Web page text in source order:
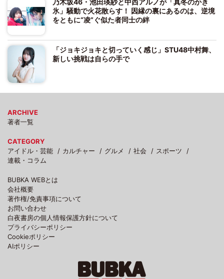
氷」騒動で火花散らす！ 因縁の裏にあるのは、逆境
をともに“凌”ぐ似た者同士の絆
「ジョキジョキと切っていく感じ」STU48中村舞、
新しい挑戦は自らの手で
ARCHIVE
著者一覧
CATEGORY
アイドル・芸能
カルチャー グルメ 社会
スポーツ
連載・コラム
BUBKA WEBとは
会社概要
著作権/免責事項について
お問い合わせ
白夜書房の個人情報保護方針について
プライバシーポリシー
Cookieポリシー
AIポリシー